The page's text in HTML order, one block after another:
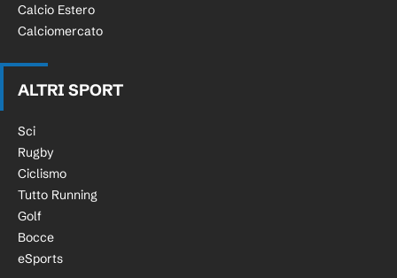
Calcio Estero
Calciomercato
ALTRI SPORT
Sci
Rugby
Ciclismo
Tutto Running
Golf
Bocce
eSports